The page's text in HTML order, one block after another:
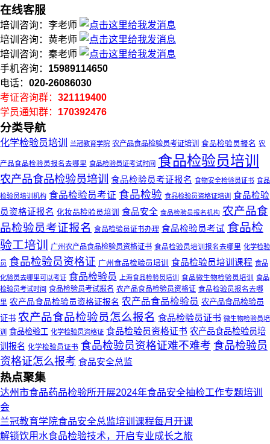
在线客服
培训咨询：李老师
培训咨询：黄老师
培训咨询：秦老师
手机咨询： 15989114650
电话： 020-26086030
考证咨询群： 321119400
学员通知群： 170392476
分类导航
化学检验员培训 兰冠教育学院 农产品食品检验员考证培训 食品检验员报名 农
产品食品检验员报名去哪里 食品检验员证考试时间 食品检验员培训
农产品食品检验员培训 食品检验员考证报名 食物安全检验员证书 食品
检验员培训机构 食品检验员考证 食品检验 食品检验员资格证培训
食品检验
员资格证报名 化妆品检验员培训 食品安全 食品检验员报名机构 农产品食
品检验员考证报名 食品检验员证书办理 食品检验员考试 食品检
验工培训
广州农产品食品检验员资格证书 食品检验员培训报名去哪里 化学检验
员 食品检验员资格证 广州食品检验员培训 食品检验员培训课程 食品
化验员去哪里可以考证 食品检验员 上海食品检验员培训 食品微生物检验员培训 食品
检验员考试时间 食品检验员考试报名 农产品食品检验员资格证 食品检验员报名去哪
里 农产品食品检验员资格证报名 农产品食品检验员 农产品食品检验员
证书 农产品食品检验员怎么报名 食品检验员证书 微生物检验员培
训
食品检验工 化学检验员资格证 食品检验员资格证书 农产品食品检验员培
训报名 化学检验员证书 食品检验员资格证难不难考 食品检验员
资格证怎么报考 食品安全总监
热点聚集
达州市食品药品检验所开展2024年食品安全抽检工作专题培训
会
兰冠教育学院食品安全总监培训课程每月开课
解锁饮用水食品检验技术，开启专业成长之旅